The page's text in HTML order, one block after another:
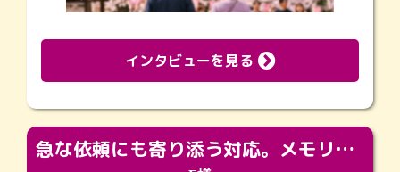
インタビューを見る
急な依頼にも寄り添う対応。メモリアルコーナーで振り返る大切な日々